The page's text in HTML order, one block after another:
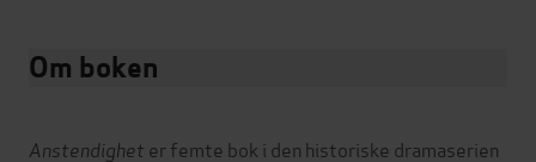
Om boken
Anstendighet er femte bok i den historiske dramaserien